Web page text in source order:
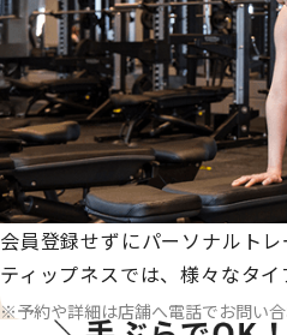
会員登録せずにパーソナルトレ
ティップネスでは、様々なタ
予約や詳細は店舗へ電話でお問い合